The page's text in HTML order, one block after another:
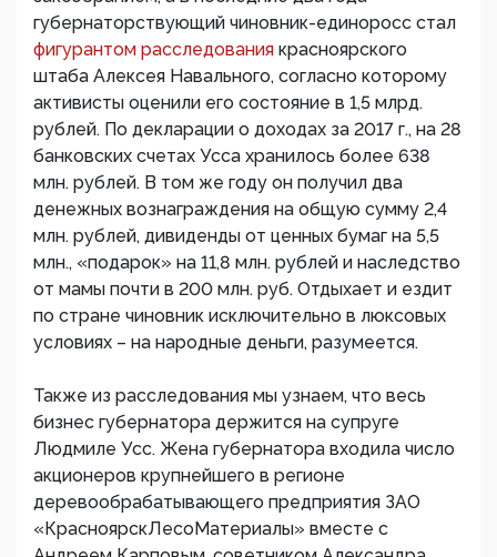
губернаторствующий чиновник-единоросс стал
фигурантом расследования красноярского
штаба Алексея Навального, согласно которому
активисты оценили его состояние в 1,5 млрд.
рублей. По декларации о доходах за 2017 г., на 28
банковских счетах Усса хранилось более 638
млн. рублей. В том же году он получил два
денежных вознаграждения на общую сумму 2,4
млн. рублей, дивиденды от ценных бумаг на 5,5
млн., «подарок» на 11,8 млн. рублей и наследство
от мамы почти в 200 млн. руб. Отдыхает и ездит
по стране чиновник исключительно в люксовых
условиях – на народные деньги, разумеется.
Также из расследования мы узнаем, что весь
бизнес губернатора держится на супруге
Людмиле Усс. Жена губернатора входила число
акционеров крупнейшего в регионе
деревообрабатывающего предприятия ЗАО
«КрасноярскЛесоМатериалы» вместе с